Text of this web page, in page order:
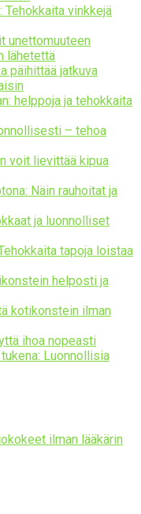
vinkkejä
unettomuuteen
lähetettä
päihittää jatkuva
helppoja ja tehokkaita
– tehoa
voit lievittää kipua
Näin rauhoitat ja
ja luonnolliset
tapoja loistaa
helposti ja
kotikonstein ilman
ihoa nopeasti
Luonnollisia
ilman lääkärin